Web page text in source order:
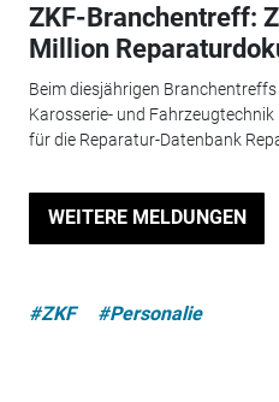
ZKF-Branchentreff:
Million
Beim diesjährigen
Karosserie- und
für die Reparatur-Datenbank
WEITERE MELDUNGEN
#ZKF #Personalie